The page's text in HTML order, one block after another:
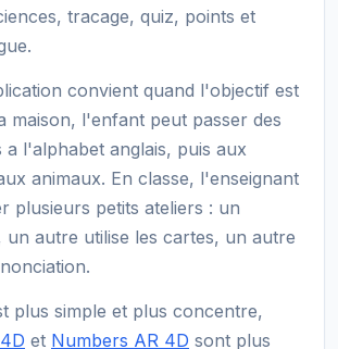
tracage, quiz, points et
convient quand l'objectif est
maison, l'enfant peut passer des
a l'alphabet anglais, puis aux
animaux. En classe, l'enseignant
plusieurs petits ateliers : un
autre utilise les cartes, un autre
plus simple et plus concentre,
et Numbers AR 4D sont plus